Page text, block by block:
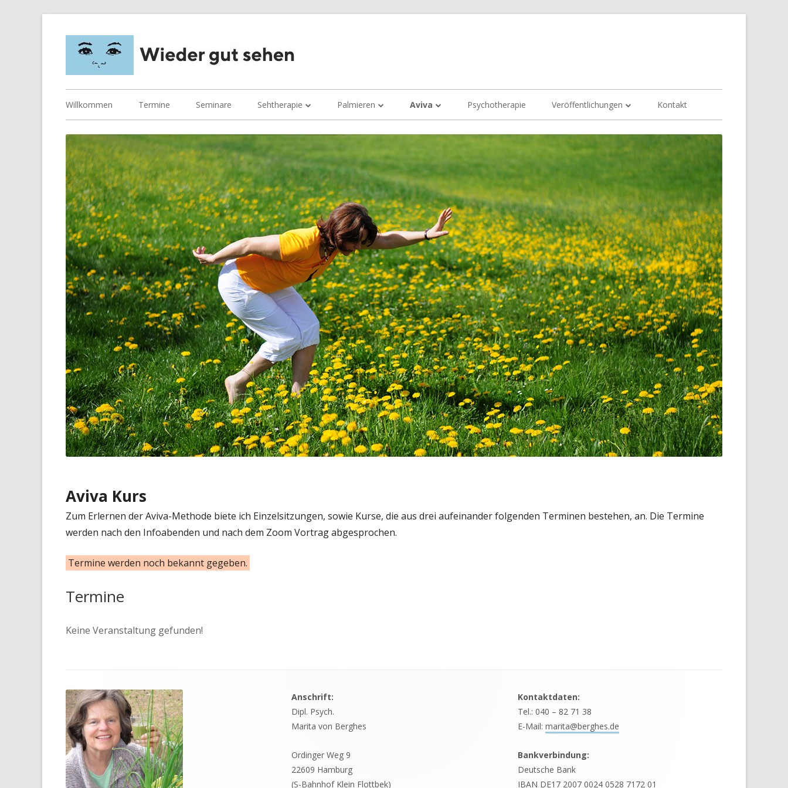
Primäres
Menü
Willkommen Termine Seminare Sehtherapie
Beeinträchtigungen des Sehens
Infoabende
Einzelsitzungen
Gruppensitzungen
Tagesseminare
Wochenendkurse
Vertiefungsabende
Seh – Spaziergänge
Reha für die Augen und das
Gehirn
Telefonische Beratung
Ernährungsberatung
Vorträge
Palmieren
Was kann man beim Palmieren
Termine fürs Palmieren
Aviva
Aviva Infoabend
Aviva Übungsstunden
Aviva Kurs
Psychotherapie Veröffentlichungen
Sonnen
Akupressur
Rasterbrille
Grauer Star
Kurzsichtigkeit
Dr. William Bates
DVD
Kontakt
Aviva Kurs
Zum Erlernen der Aviva-Methode biete ich Einzelsitzungen, sowie Kurse, die aus drei aufeinander folgenden Terminen bestehen, an. Die Termine
werden nach den Infoabenden und nach dem Zoom Vortrag abgesprochen.
Termine werden noch bekannt gegeben.
Termine
Keine Veranstaltung gefunden!
Inhalt
Anschrift:
Dipl. Psych.
Marita von Berghes
Ordinger Weg 9
22609 Hamburg
(S-Bahnhof Klein Flottbek)
Kontaktdaten:
Tel.: 040 – 82 71 38
E-Mail: marita@berghes.de
Bankverbindung:
Deutsche Bank
IBAN DE17 2007 0024 0528 7172 01